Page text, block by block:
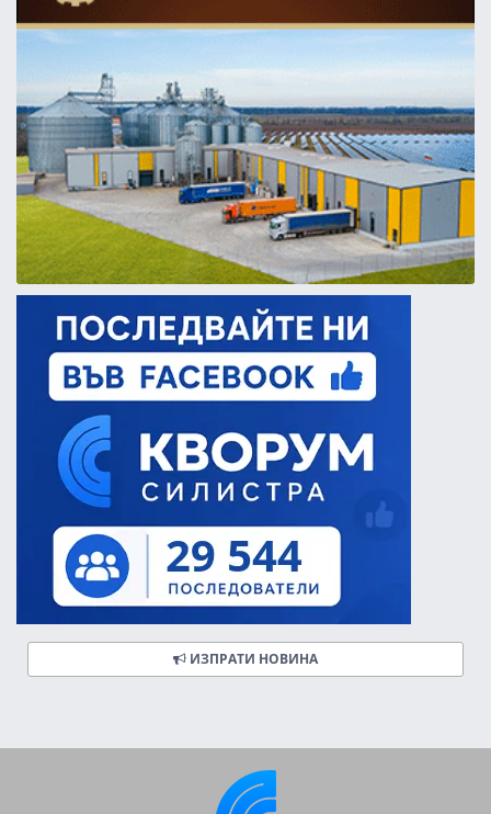
ИЗПРАТИ НОВИНА